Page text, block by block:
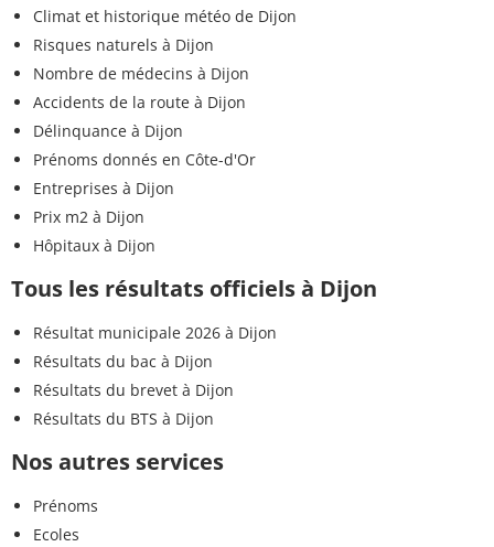
Climat et historique météo de Dijon
Risques naturels à Dijon
Nombre de médecins à Dijon
Accidents de la route à Dijon
Délinquance à Dijon
Prénoms donnés en Côte-d'Or
Entreprises à Dijon
Prix m2 à Dijon
Hôpitaux à Dijon
Tous les résultats officiels à Dijon
Résultat municipale 2026 à Dijon
Résultats du bac à Dijon
Résultats du brevet à Dijon
Résultats du BTS à Dijon
Nos autres services
Prénoms
Ecoles